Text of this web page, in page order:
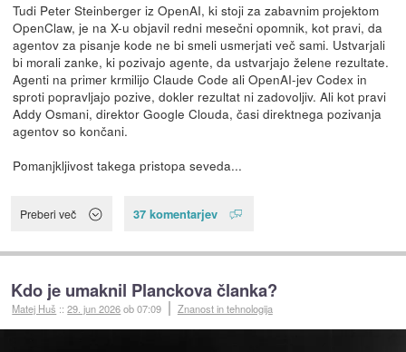
Tudi Peter Steinberger iz OpenAI, ki stoji za zabavnim projektom
OpenClaw, je na X-u objavil redni mesečni opomnik, kot pravi, da
agentov za pisanje kode ne bi smeli usmerjati več sami. Ustvarjali
bi morali zanke, ki pozivajo agente, da ustvarjajo želene rezultate.
Agenti na primer krmilijo Claude Code ali OpenAI-jev Codex in
sproti popravljajo pozive, dokler rezultat ni zadovoljiv. Ali kot pravi
Addy Osmani, direktor Google Clouda, časi direktnega pozivanja
agentov so končani.
Pomanjkljivost takega pristopa seveda...
Preberi več 37 komentarjev
Kdo je umaknil Planckova članka?
Matej Huš ::29. jun 2026ob 07:09 Znanost in tehnologija